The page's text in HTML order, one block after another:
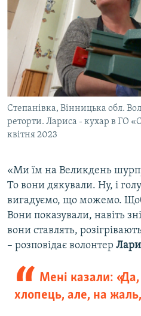
Степанівка, Вінницька обл.
реторти. Лариса - кухар в ГО
квітня 2023
«Ми їм на Великдень
То вони дякували. Ну, і
вигадуємо, що можемо.
Вони показували, навіть
вони ставлять,
– розповідає волонтер
Мені казали:
хлопець, але, на